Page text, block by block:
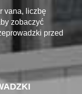
vana, liczbę
zobaczyć
przed